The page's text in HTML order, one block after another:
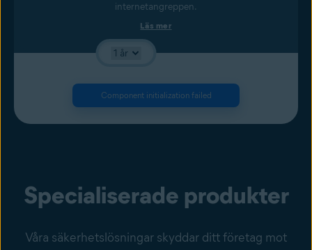
internetangreppen.
Läs mer
Component initialization failed
Specialiserade produkter
Våra säkerhetslösningar skyddar ditt företag mot